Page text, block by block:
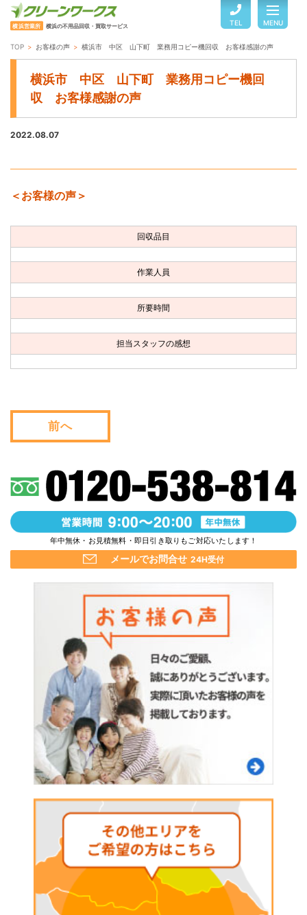
横浜営業所 横浜の不用品回収・買取サービス TEL MENU
TOP
よくある質問
お客様の声
お問い合わせ
会社概要
TOP お客様の声 横浜市 中区 山下町 業務用コピー機回収 お客様感謝の声
横浜市 中区 山下町 業務用コピー機回
収 お客様感謝の声
2022.08.07
＜お客様の声＞
回収品目
作業人員
所要時間
担当スタッフの感想
前へ
年中無休・お見積無料・即日引き取りもご対応いたします！
メールでお問合せ 24H受付